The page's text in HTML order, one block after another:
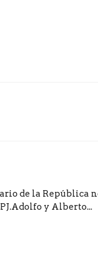
de la República
y Alberto...